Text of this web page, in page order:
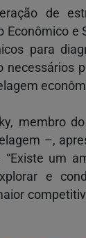
de
Econômico e
para
necessários
membro
–,
um
e